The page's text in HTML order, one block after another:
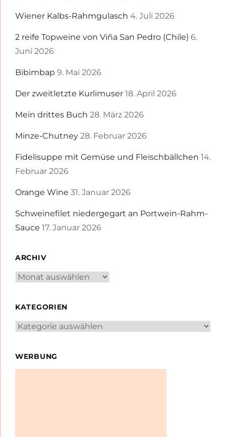
Wiener Kalbs-Rahmgulasch 4. Juli 2026
2 reife Topweine von Viña San Pedro (Chile) 6.
Juni 2026
Bibimbap 9. Mai 2026
Der zweitletzte Kurlimuser 18. April 2026
Mein drittes Buch 28. März 2026
Minze-Chutney 28. Februar 2026
Fidelisuppe mit Gemüse und Fleischbällchen 14.
Februar 2026
Orange Wine 31. Januar 2026
Schweinefilet niedergegart an Portwein-Rahm-
Sauce 17. Januar 2026
ARCHIV
Archiv
KATEGORIEN
Kategorien
WERBUNG